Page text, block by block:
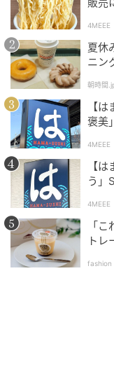
4MEEE
夏休
ニン
朝時間
【
褒美
4MEEE
【
う」
4MEEE
「
ト
fashion